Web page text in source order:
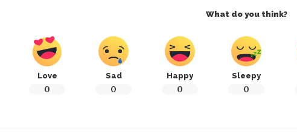
What do you think?
Love
0
Sad
0
Happy
0
Sleepy
0